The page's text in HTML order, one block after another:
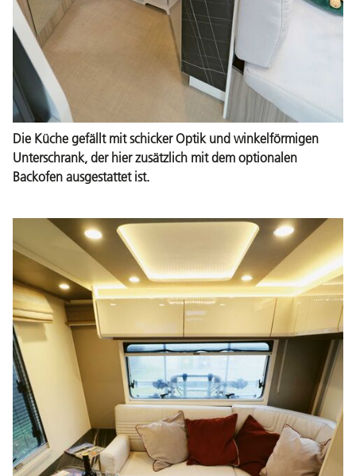
Die Küche gefällt mit schicker Optik und winkelförmigen
Unterschrank, der hier zusätzlich mit dem optionalen
Backofen ausgestattet ist.